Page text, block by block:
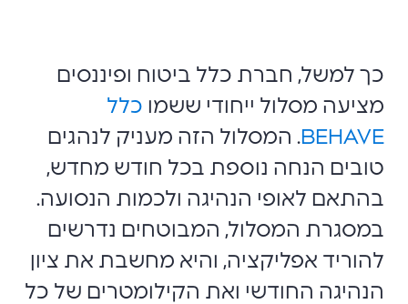
כך למשל, חברת כלל ביטוח ופיננסים
מציעה מסלול ייחודי ששמו כלל
BEHAVE. המסלול הזה מעניק לנהגים
טובים הנחה נוספת בכל חודש מחדש,
בהתאם לאופי הנהיגה ולכמות הנסועה.
במסגרת המסלול, המבוטחים נדרשים
להוריד אפליקציה, והיא מחשבת את ציון
הנהיגה החודשי ואת הקילומטרים של כל